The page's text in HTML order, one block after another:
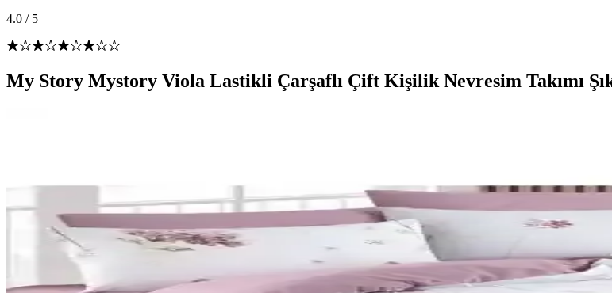
4.0 / 5
My Story Mystory Viola Lastikli Çarşaflı Çift Kişilik Nevresim Takımı